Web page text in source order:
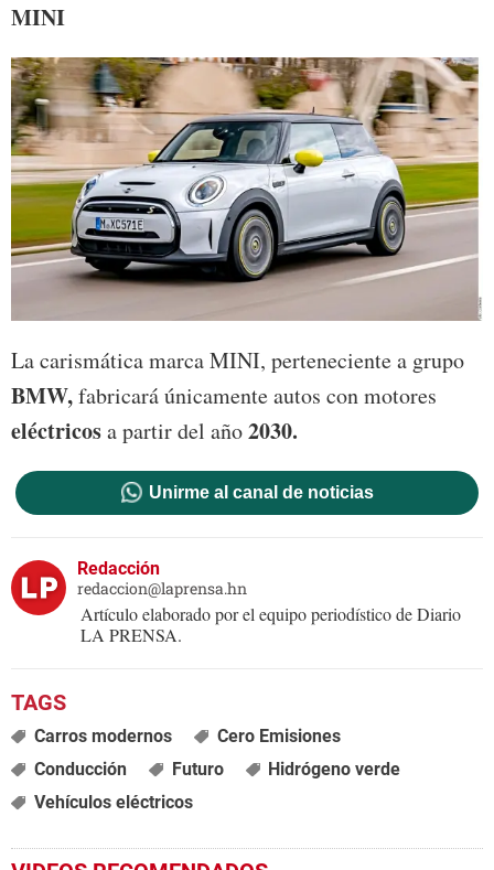
MINI
La carismática marca MINI, perteneciente a grupo
BMW,fabricará únicamente autos con motores
eléctricosa partir del año2030.
Unirme al canal de noticias
Redacción
redaccion@laprensa.hn
Artículo elaborado por el equipo periodístico de Diario
LA PRENSA.
Carros modernos
Cero Emisiones
Conducción
Futuro
Hidrógeno verde
Vehículos eléctricos